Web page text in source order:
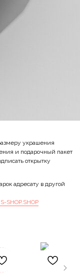
украшения
и подарочный пакет
открытку
адресату в другой
SHOP.SHOP